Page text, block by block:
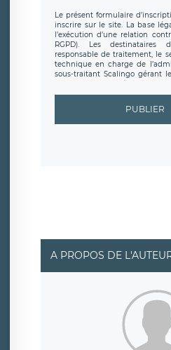
Le présent formulaire
inscrire sur le site. La base
l’exécution d’une relation
RGPD). Les
responsable de traitement, le
technique en charge de
sous-traitant Scalingo gérant
toute personne légalement
d’inscription est hébergé sur
protection conformes au RGPD
sont conservées jusqu’à ce que
rue Léopold Sédar Senghor,
également le droit d’introduire
d’une autorité de contrôle.
PUBLIER
A PROPOS DE